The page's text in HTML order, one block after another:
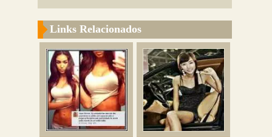
Links Relacionados